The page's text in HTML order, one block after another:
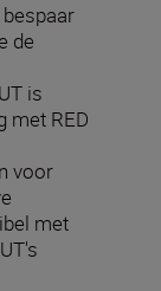
de
is
met RED
voor
met